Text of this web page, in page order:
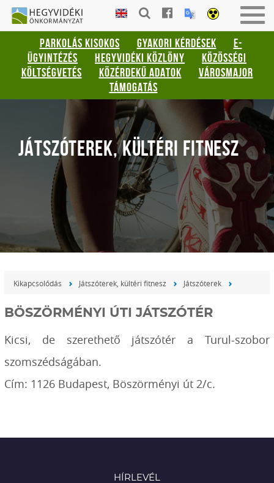
Gyorsbillentyűk
listája
Keresés:
"S"
Bejelentkezés:
HEGYVIDÉKI
ÖNKORMÁNYZAT
PARKOLÁS KISOKOS GYAKORI KÉRDÉSEK
E-
ÜGYINTÉZÉS
HEGYVIDÉKI KÖZLÖNY
KÖZÖSSÉGI
KÖLTSÉGVETÉS
KÖZÉRDEKŰ ADATOK
VÁROSMAJOR
TÁMOGATÁS
JÁTSZÓTEREK, KÜLTÉRI FITNESZ
Kikapcsolódás Játszóterek, kültéri fitnesz Játszóterek
BÖSZÖRMÉNYI ÚTI JÁTSZÓTÉR
Kicsi, de szerethető játszótér a Turul-szobor
szomszédságában.
Cím: 1126 Budapest, Böszörményi út 2/c.
HÍRLEVÉL